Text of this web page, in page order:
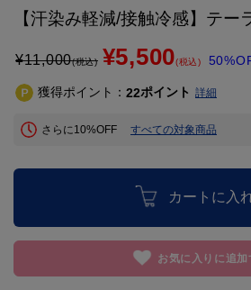
【汗染み軽減/接触冷感】テー
¥11,000(税込) ¥5,500(税込)
獲得ポイント： 22ポイント 詳細
さらに10%OFF すべての対象商品
カートに入
お気に入りに追加